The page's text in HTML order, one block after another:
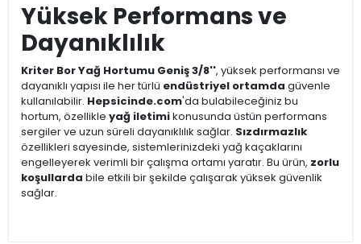
Yüksek Performans ve
Dayanıklılık
Kriter Bor Yağ Hortumu Geniş 3/8'', yüksek performansı ve
dayanıklı yapısı ile her türlü endüstriyel ortamda güvenle
kullanılabilir. Hepsicinde.com'da bulabileceğiniz bu
hortum, özellikle yağ iletimikonusunda üstün performans
sergiler ve uzun süreli dayanıklılık sağlar. Sızdırmazlık
özellikleri sayesinde, sistemlerinizdeki yağ kaçaklarını
engelleyerek verimli bir çalışma ortamı yaratır. Bu ürün, zorlu
koşullarda bile etkili bir şekilde çalışarak yüksek güvenlik
sağlar.